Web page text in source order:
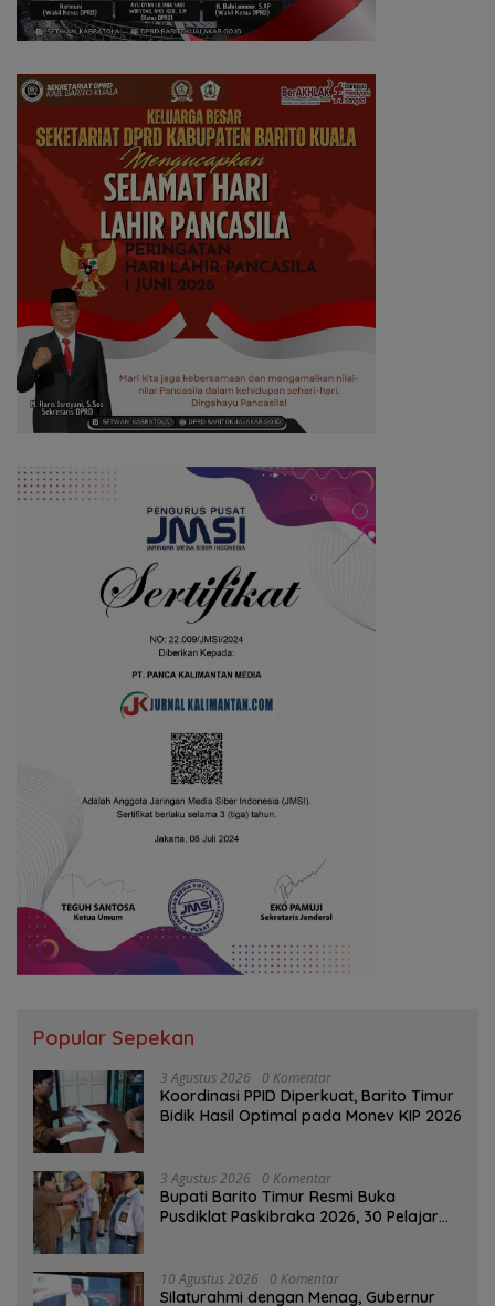
Popular Sepekan
3 Agustus 2026 0 Komentar
Koordinasi PPID Diperkuat, Barito Timur
Bidik Hasil Optimal pada Monev KIP 2026
3 Agustus 2026 0 Komentar
Bupati Barito Timur Resmi Buka
Pusdiklat Paskibraka 2026, 30 Pelajar
10 Agustus 2026 0 Komentar
Silaturahmi dengan Menag, Gubernur